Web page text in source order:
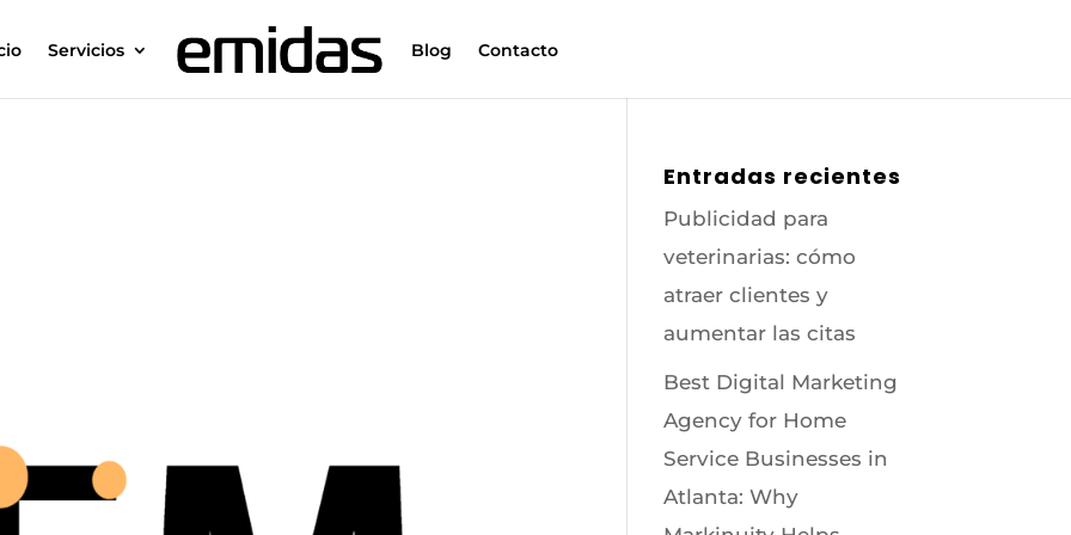
Servicios Blog Contacto
Entradas recientes
Publicidad para
veterinarias: cómo
atraer clientes y
aumentar las citas
Best Digital Marketing
Agency for Home
Service Businesses in
Atlanta: Why